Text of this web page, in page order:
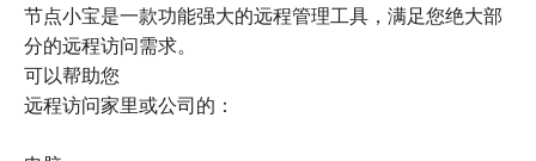
节点小宝是一款功能强大的远程管理工具，满足您绝大部
分的远程访问需求。
可以帮助您
远程访问家里或公司的：